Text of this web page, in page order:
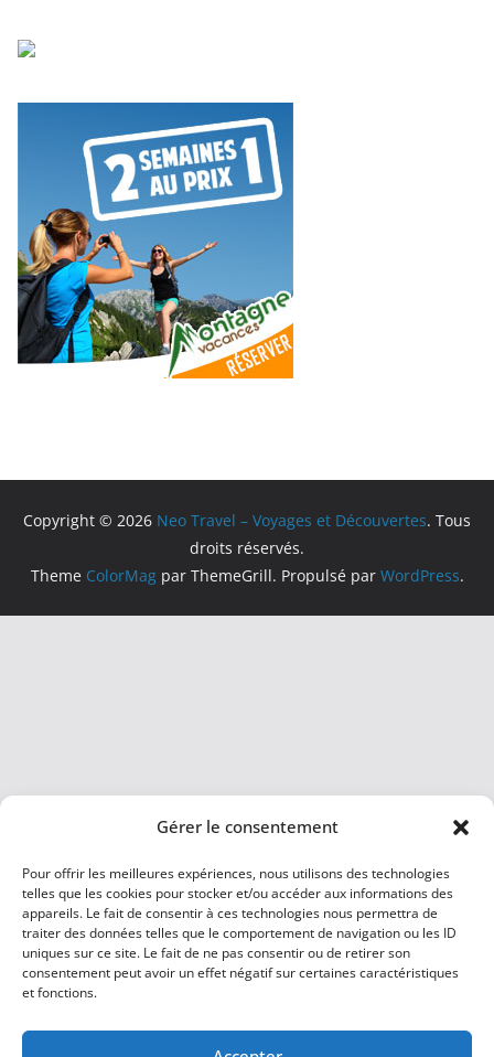
Gérer le consentement
Pour offrir les meilleures expériences, nous utilisons des technologies
telles que les cookies pour stocker et/ou accéder aux informations des
appareils. Le fait de consentir à ces technologies nous permettra de
traiter des données telles que le comportement de navigation ou les ID
uniques sur ce site. Le fait de ne pas consentir ou de retirer son
consentement peut avoir un effet négatif sur certaines caractéristiques
et fonctions.
Copyright © 2026 Neo Travel – Voyages et Découvertes. Tous
droits réservés.
Theme ColorMagpar ThemeGrill. Propulsé par WordPress.